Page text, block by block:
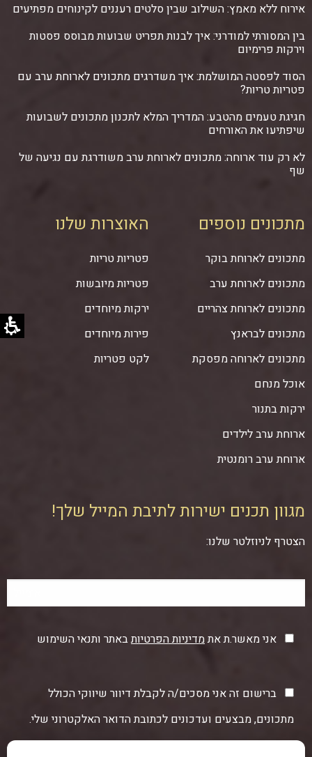
אירוח ללא מאמץ: השילוב שבין סלטים רעננים לקינוחים מפתיעים
בין המסורתי למודרני: איך לבנות תפריט שבועות מבוסס פסטות
וירקות פרימיום
הסוד לפסטה המושלמת: איך משדרגים מתכונים לארוחת ערב עם
פטריות טריות?
חגיגת טעמים מהטבע: המדריך המלא לתכנון מתכונים לשבועות
שיפתיעו את האורחים
לא רק עוד ארוחה: מתכונים לארוחת ערב משודרגת עם נגיעה של
שף
מתכונים נוספים
מתכונים לארוחת בוקר
מתכונים לארוחת ערב
מתכונים לארוחת צהריים
מתכונים לבראנץ
מתכונים לארוחה מפסקת
אוכל מנחם
ירקות בתנור
ארוחת ערב לילדים
ארוחת ערב רומנטית
האוצרות שלנו
פטריות טריות
פטריות מיובשות
ירקות מיוחדים
פירות מיוחדים
לקט פטריות
מגוון תכנים ישירות לתיבת המייל שלך!
הצטרף לניוזלטר שלנו:
אני מאשר.ת אתמדיניות הפרטיותבאתר ותנאי השימוש
ברישום זה אני מסכים/ה לקבלת דיוור שיווקי הכולל
מתכונים, מבצעים ועדכונים לכתובת הדואר האלקטרוני שלי.